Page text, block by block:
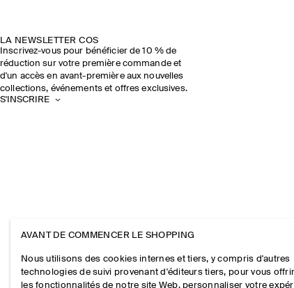
LA NEWSLETTER COS
Inscrivez-vous pour bénéficier de 10 % de
réduction sur votre première commande et
d'un accès en avant-première aux nouvelles
collections, événements et offres exclusives.
S'INSCRIRE
AVANT DE COMMENCER LE SHOPPING
Nous utilisons des cookies internes et tiers, y compris d'autres
technologies de suivi provenant d'éditeurs tiers, pour vous
les fonctionnalités de notre site Web, personnaliser votre